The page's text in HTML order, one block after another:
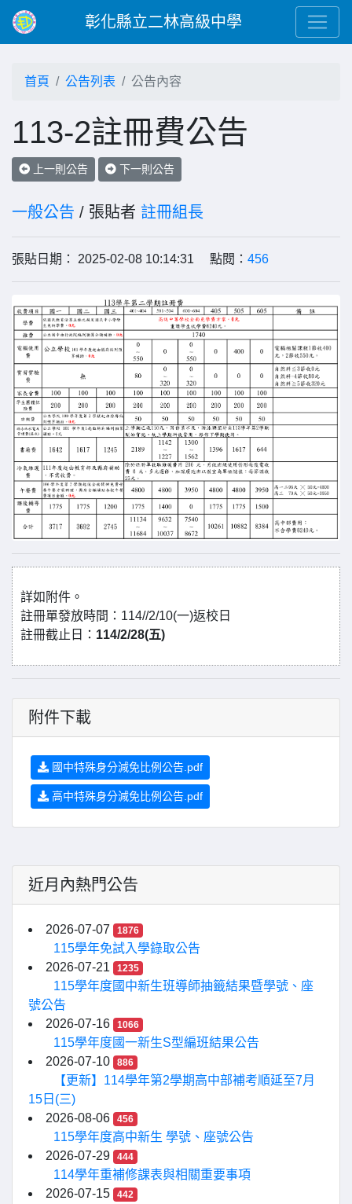
彰化縣立二林高級中學
首頁 公告列表 公告內容
113-2註冊費公告
上一則公告 下一則公告
一般公告 / 張貼者 註冊組長
張貼日期： 2025-02-08 10:14:31 點閱： 456
詳如附件。
註冊單發放時間：114//2/10(一)返校日
註冊截止日： 114/2/28(五)
附件下載
國中特殊身分減免比例公告.pdf
高中特殊身分減免比例公告.pdf
近月內熱門公告
2026-07-07 1876
115學年免試入學錄取公告
2026-07-21
1235
115學年度國中新生班導師抽籤結果暨學號、座
號公告
2026-07-16
1066
115學年度國一新生S型編班結果公告
2026-07-10
886
【更新】114學年第2學期高中部補考順延至7月
15日(三)
2026-08-06
456
115學年度高中新生 學號、座號公告
2026-07-29
444
114學年重補修課表與相關重要事項
2026-07-15
442